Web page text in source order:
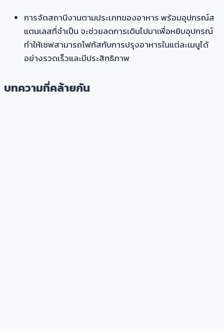
การจัดสถานีงานตามประเภทของอาหาร พร้อมอุปกรณ์ส
แตนเลสที่จำเป็น จะช่วยลดการเดินไปมาเพื่อหยิบอุปกรณ์
ทำให้เชฟสามารถโฟกัสกับการปรุงอาหารในแต่ละเมนูได้
อย่างรวดเร็วและมีประสิทธิภาพ
บทความที่คล้ายกัน